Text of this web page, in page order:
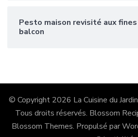
Pesto maison revisité aux
balcon
© Copyright 2026 La Cuisine du
Tous droits réservés. Blossom
Blossom Themes. Propulsé par